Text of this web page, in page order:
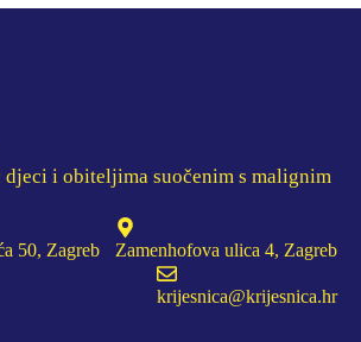
djeci i obiteljima suočenim s malignim
50, Zagreb Zamenhofova ulica 4, Zagreb
krijesnica@krijesnica.hr